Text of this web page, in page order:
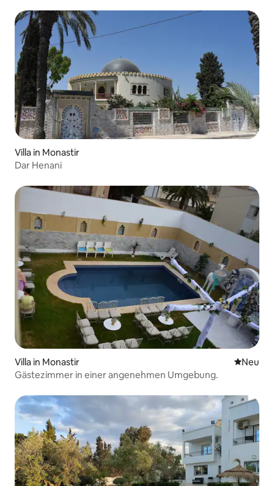
Villa in Monastir
Dar Henani
Villa in Monastir Neue
Neu
Gästezimmer in einer angenehmen Umgebung.